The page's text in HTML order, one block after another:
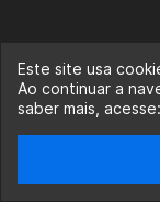
Este site usa
Ao continuar a
saber mais, acesse: